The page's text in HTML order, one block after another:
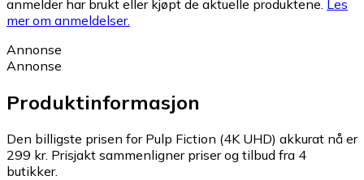
anmelder har brukt eller kjøpt de aktuelle produktene. Les
mer om anmeldelser.
Annonse
Annonse
Produktinformasjon
Den billigste prisen for Pulp Fiction (4K UHD) akkurat nå er
299 kr. Prisjakt sammenligner priser og tilbud fra 4
butikker.